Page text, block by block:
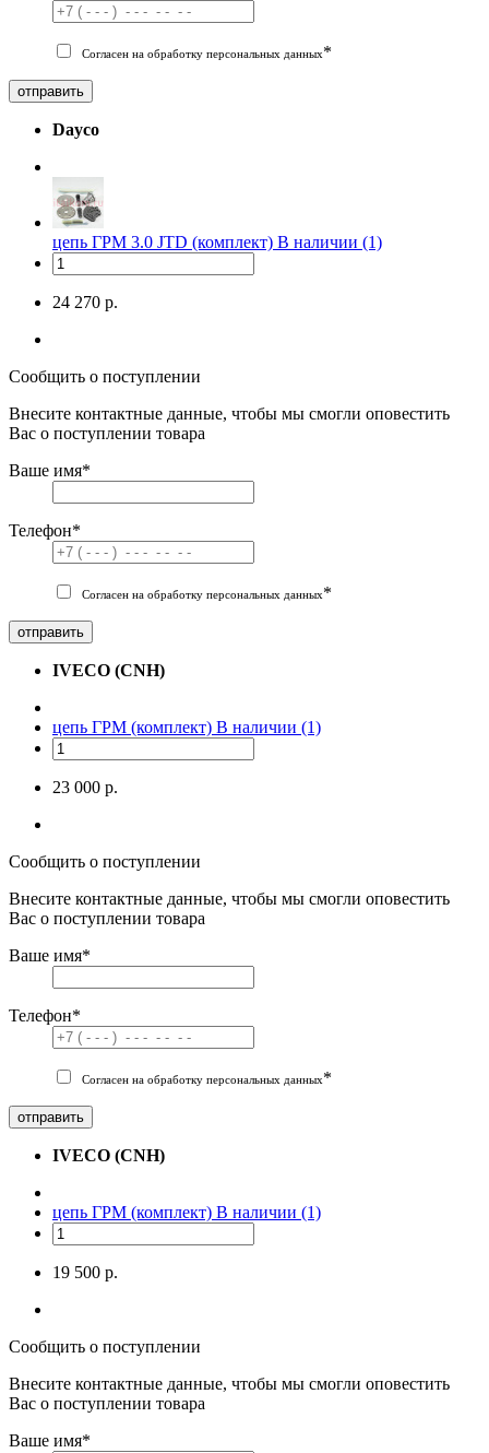
Согласен на обработку персональных данных*
отправить
Dayco
цепь ГРМ 3.0 JTD (комплект) В наличии (1)
24 270 р.
Сообщить о поступлении
Внесите контактные данные, чтобы мы смогли оповестить
Вас о поступлении товара
Ваше имя*
Телефон*
Согласен на обработку персональных данных*
отправить
IVECO (CNH)
цепь ГРМ (комплект) В наличии (1)
23 000 р.
Сообщить о поступлении
Внесите контактные данные, чтобы мы смогли оповестить
Вас о поступлении товара
Ваше имя*
Телефон*
Согласен на обработку персональных данных*
отправить
IVECO (CNH)
цепь ГРМ (комплект) В наличии (1)
19 500 р.
Сообщить о поступлении
Внесите контактные данные, чтобы мы смогли оповестить
Вас о поступлении товара
Ваше имя*